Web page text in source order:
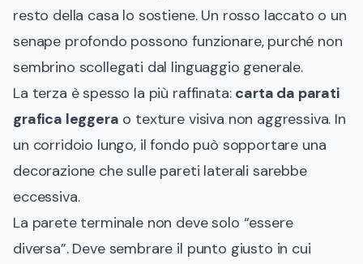
resto della casa lo sostiene. Un rosso laccato o un
senape profondo possono funzionare, purché non
sembrino scollegati dal linguaggio generale.
La terza è spesso la più raffinata: carta da parati
grafica leggera o texture visiva non aggressiva. In
un corridoio lungo, il fondo può sopportare una
decorazione che sulle pareti laterali sarebbe
eccessiva.
La parete terminale non deve solo “essere
diversa”. Deve sembrare il punto giusto in cui